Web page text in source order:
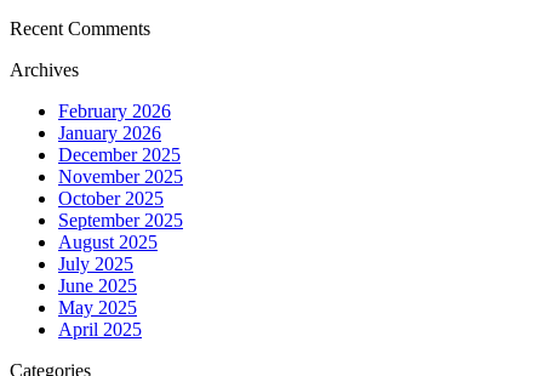
Recent Comments
Archives
February 2026
January 2026
December 2025
November 2025
October 2025
September 2025
August 2025
July 2025
June 2025
May 2025
April 2025
Categories